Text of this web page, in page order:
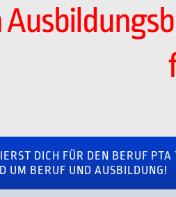
DICH FÜR DEN BERUF
UM BERUF UND AUSBILDUNG!